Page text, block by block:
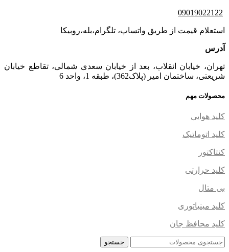
09019022122
استعلام قیمت از طریق واتساپ، تلگرام،بله،روبیکا
آدرس
تهران، خیابان انقلاب، بعد از خیابان سعدی شمالی، تقاطع خیابان
شریعتی، ساختمان امیر (پلاک362)، طبقه 1، واحد 6
محصولات مهم
کلید هوایی
کلید اتوماتیک
کنتاکتور
کلید حرارتی
بی متال
کلید مینیاتوری
کلید محافظ جان
جستجو